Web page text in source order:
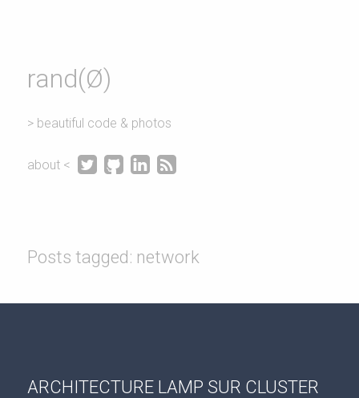
rand(Ø)
> beautiful code & photos
about <    
Posts tagged: network
ARCHITECTURE LAMP SUR CLUSTER